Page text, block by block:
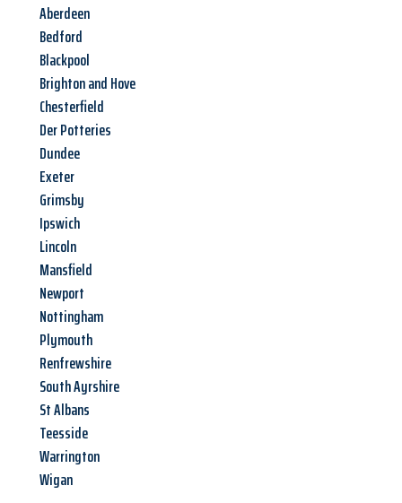
Aberdeen
Bedford
Blackpool
Brighton and Hove
Chesterfield
Der Potteries
Dundee
Exeter
Grimsby
Ipswich
Lincoln
Mansfield
Newport
Nottingham
Plymouth
Renfrewshire
South Ayrshire
St Albans
Teesside
Warrington
Wigan